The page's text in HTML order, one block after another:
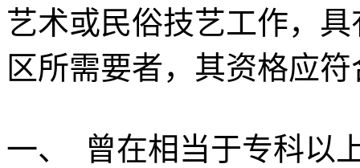
艺术或民俗技艺工作，
区所需要者，其资格应
一、 曾在相当于专科以